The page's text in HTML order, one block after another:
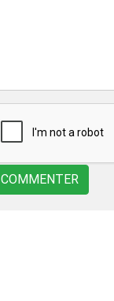
COMMENTER